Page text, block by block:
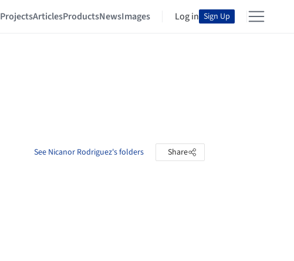
ProjectsArticlesProductsNewsImages Log in Sign Up
See Nicanor Rodriguez's folders Share